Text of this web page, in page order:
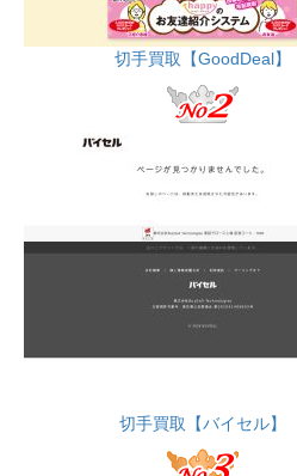
切手買取【GoodDeal】
切手買取【バイセル】